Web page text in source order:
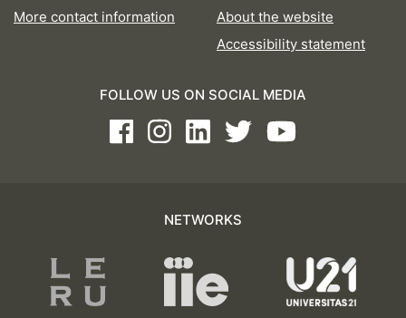
More contact information
About the website
Accessibility statement
FOLLOW US ON SOCIAL MEDIA
FacebookInstagramLinkedInTwitterYoutube
NETWORKS